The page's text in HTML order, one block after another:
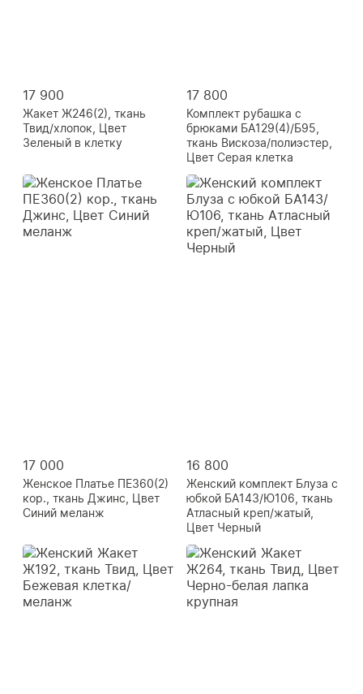
17 900
Жакет Ж246(2), ткань
Твид/хлопок, Цвет
Зеленый в клетку
17 800
Комплект рубашка с
брюками БА129(4)/Б95,
ткань Вискоза/полиэстер,
Цвет Серая клетка
17 000
Женское Платье ПЕ360(2)
кор., ткань Джинс, Цвет
Синий меланж
16 800
Женский комплект Блуза с
юбкой БА143/Ю106, ткань
Атласный креп/жатый,
Цвет Черный